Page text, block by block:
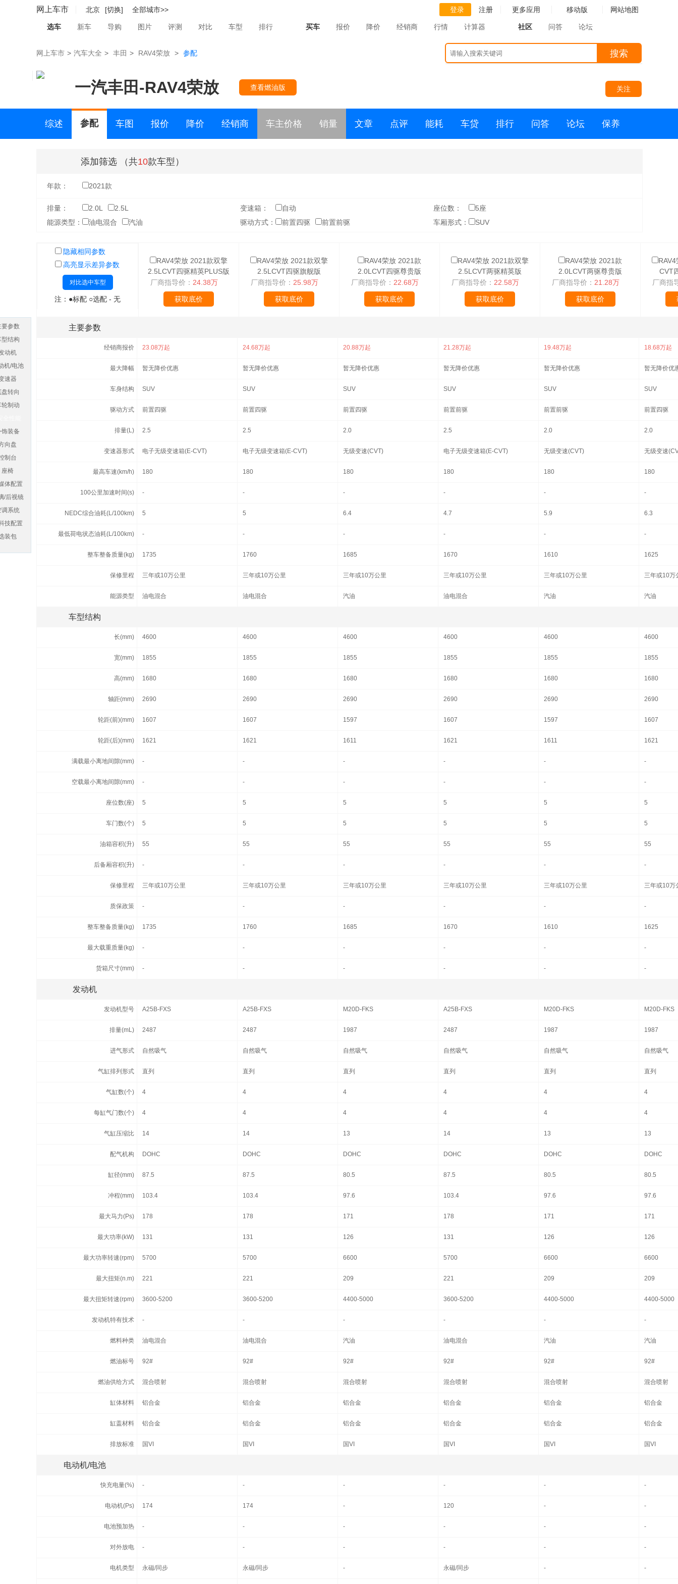
网上车市 北京 [切换] 全部城市>> 登录 注册 更多应用 移动版 网站地图
选车 新车 导购 图片 评测 对比 车型 排行 买车 报价 降价 经销商 行情 计算器 社区 问答 论坛
网上车市 > 汽车大全 > 丰田 > RAV4荣放 > 参配 搜索
一汽丰田 -RAV4荣放 查看燃油版 关注
综述 参配 车图 报价 降价 经销商 车主价格 销量 文章 点评 能耗 车贷 排行 问答 论坛 保养
添加筛选 （共10款车型）
年款： 2021款
排量： 2.0L 2.5L 变速箱： 自动 座位数：
5座
能源类型：
油电混合 汽油 驱动方式： 前置四驱 前置前驱 车厢形式： SUV
隐藏相同参数
高亮显示差异参数
对比选中车型
注：●标配 ○选配 - 无
RAV4荣放 2021款双擎
2.5LCVT四驱精英PLUS版
厂商指导价： 24.38万
获取底价
RAV4荣放 2021款双擎
2.5LCVT四驱旗舰版
厂商指导价： 25.98万
获取底价
RAV4荣放 2021款
2.0LCVT四驱尊贵版
厂商指导价： 22.68万
获取底价
RAV4荣放 2021款双擎
2.5LCVT两驱精英版
厂商指导价： 22.58万
获取底价
RAV4荣放 2021款
2.0LCVT两驱尊贵版
厂商指导价： 21.28万
获取底价
CVT
厂商指
主要参数
经销商报价 23.08万起 24.68万起 20.88万起 21.28万起 19.48万起 18.68万起
最大降幅 暂无降价优惠 暂无降价优惠 暂无降价优惠 暂无降价优惠 暂无降价优惠 暂无降价优
车身结构 SUV SUV SUV SUV SUV SUV
驱动方式 前置四驱 前置四驱 前置四驱 前置前驱 前置前驱 前置四驱
排量(L) 2.5 2.5 2.0 2.5 2.0 2.0
变速器形式 电子无级变速箱(E-CVT) 电子无级变速箱(E-CVT) 无级变速(CVT) 电子无级变速箱(E-CVT) 无级变速(CVT) 无级变速
最高车速(km/h) 180 180 180 180 180 180
100公里加速时间(s) - - - - - -
NEDC综合油耗(L/100km) 5 5 6.4 4.7 5.9 6.3
最低荷电状态油耗(L/100km) - - - - - -
整车整备质量(kg) 1735 1760 1685 1670 1610 1625
保修里程 三年或10万公里 三年或10万公里 三年或10万公里 三年或10万公里 三年或10万公里 三年或10万
能源类型 油电混合 油电混合 汽油 油电混合 汽油 汽油
车型结构
长(mm) 4600 4600 4600 4600 4600 4600
宽(mm) 1855 1855 1855 1855 1855 1855
高(mm) 1680 1680 1680 1680 1680 1680
轴距(mm) 2690 2690 2690 2690 2690 2690
轮距(前)(mm) 1607 1607 1597 1607 1597 1607
轮距(后)(mm) 1621 1621 1611 1621 1611 1621
满载最小离地间隙(mm) - - - - - -
空载最小离地间隙(mm) - - - - - -
座位数(座) 5 5 5 5 5 5
车门数(个) 5 5 5 5 5 5
油箱容积(升) 55 55 55 55 55 55
后备厢容积(升) - - - - - -
保修里程 三年或10万公里 三年或10万公里 三年或10万公里 三年或10万公里 三年或10万公里 三年或10万
质保政策 - - - - - -
整车整备质量(kg) 1735 1760 1685 1670 1610 1625
最大载重质量(kg) - - - - - -
货箱尺寸(mm) - - - - - -
发动机
发动机型号 A25B-FXS A25B-FXS M20D-FKS A25B-FXS M20D-FKS M20D-FKS
排量(mL) 2487 2487 1987 2487 1987 1987
进气形式 自然吸气 自然吸气 自然吸气 自然吸气 自然吸气 自然吸气
气缸排列形式 直列 直列 直列 直列 直列 直列
气缸数(个) 4 4 4 4 4 4
每缸气门数(个) 4 4 4 4 4 4
气缸压缩比 14 14 13 14 13 13
配气机构 DOHC DOHC DOHC DOHC DOHC DOHC
缸径(mm) 87.5 87.5 80.5 87.5 80.5 80.5
冲程(mm) 103.4 103.4 97.6 103.4 97.6 97.6
最大马力(Ps) 178 178 171 178 171 171
最大功率(kW) 131 131 126 131 126 126
最大功率转速(rpm) 5700 5700 6600 5700 6600 6600
最大扭矩(n.m) 221 221 209 221 209 209
最大扭矩转速(rpm) 3600-5200 3600-5200 4400-5000 3600-5200 4400-5000 4400-5000
发动机特有技术 - - - - - -
燃料种类 油电混合 油电混合 汽油 油电混合 汽油 汽油
燃油标号 92# 92# 92# 92# 92# 92#
燃油供给方式 混合喷射 混合喷射 混合喷射 混合喷射 混合喷射 混合喷射
缸体材料 铝合金 铝合金 铝合金 铝合金 铝合金 铝合金
缸盖材料 铝合金 铝合金 铝合金 铝合金 铝合金 铝合金
排放标准 国VI 国VI 国VI 国VI 国VI 国VI
电动机/电池
快充电量(%) - - - - - -
电动机(Ps) 174 174 - 120 - -
电池预加热 - - - - - -
对外放电 - - - - - -
电机类型 永磁/同步 永磁/同步 - 永磁/同步 - -
要参数
型结构
动机
机/电池
速器
盘转向
轮制动
饰装备
向盘
制台
座椅
体配置
/后视镜
调系统
技配置
装包